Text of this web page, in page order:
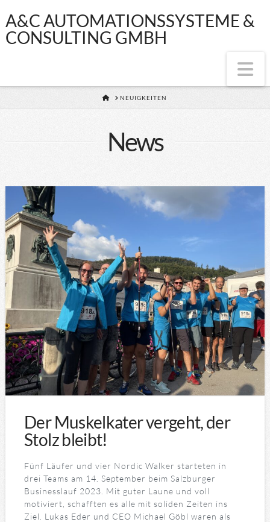
A&C
&
CONSULTING
A&C AUTOMATIONSSYSTEME &
CONSULTING GMBH
HOME
NEUIGKEITEN
News
Der Muskelkater vergeht, der
Stolz bleibt!
Fünf Läufer und vier Nordic Walker starteten in
drei Teams am 14. September beim Salzburger
Businesslauf 2023. Mit guter Laune und voll
motiviert, schafften es alle mit soliden Zeiten ins
Ziel. Lukas Eder und CEO Michael Göbl waren als